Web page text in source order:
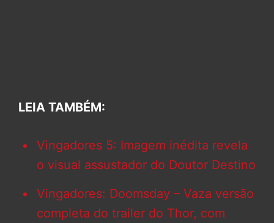
LEIA TAMBÉM:
Vingadores 5: Imagem inédita revela
o visual assustador do Doutor Destino
Vingadores: Doomsday – Vaza versão
completa do trailer do Thor, com